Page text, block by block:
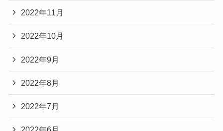
2022年11月
2022年10月
2022年9月
2022年8月
2022年7月